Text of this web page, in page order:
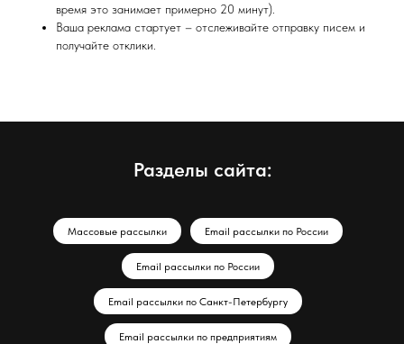
время это занимает примерно 20 минут).
Ваша реклама стартует – отслеживайте отправку писем и
получайте отклики.
Разделы сайта:
Массовые рассылки Email рассылки по России
Email рассылки по России
Email рассылки по Санкт-Петербургу
Email рассылки по предприятиям